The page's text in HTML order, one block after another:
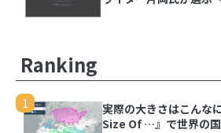
Ranking
1
実際の大きさはこんな
Size Of …』で世界の